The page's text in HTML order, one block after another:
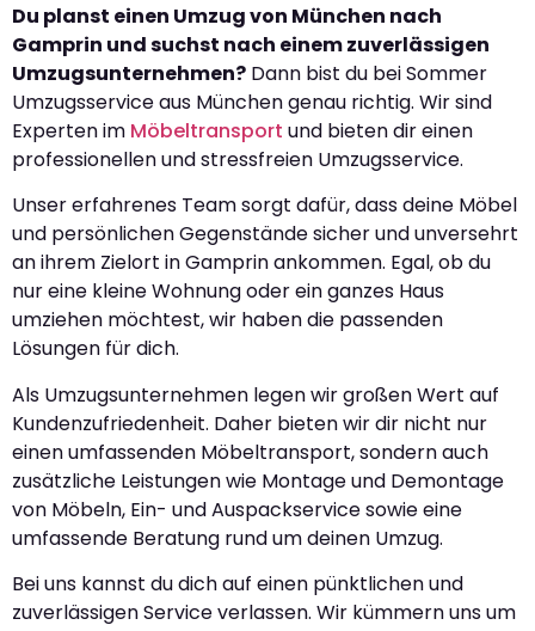
Du planst einen Umzug von München nach
Gamprin und suchst nach einem zuverlässigen
Umzugsunternehmen? Dann bist du bei Sommer
Umzugsservice aus München genau richtig. Wir sind
Experten im Möbeltransport und bieten dir einen
professionellen und stressfreien Umzugsservice.
Unser erfahrenes Team sorgt dafür, dass deine Möbel
und persönlichen Gegenstände sicher und unversehrt
an ihrem Zielort in Gamprin ankommen. Egal, ob du
nur eine kleine Wohnung oder ein ganzes Haus
umziehen möchtest, wir haben die passenden
Lösungen für dich.
Als Umzugsunternehmen legen wir großen Wert auf
Kundenzufriedenheit. Daher bieten wir dir nicht nur
einen umfassenden Möbeltransport, sondern auch
zusätzliche Leistungen wie Montage und Demontage
von Möbeln, Ein- und Auspackservice sowie eine
umfassende Beratung rund um deinen Umzug.
Bei uns kannst du dich auf einen pünktlichen und
zuverlässigen Service verlassen. Wir kümmern uns um